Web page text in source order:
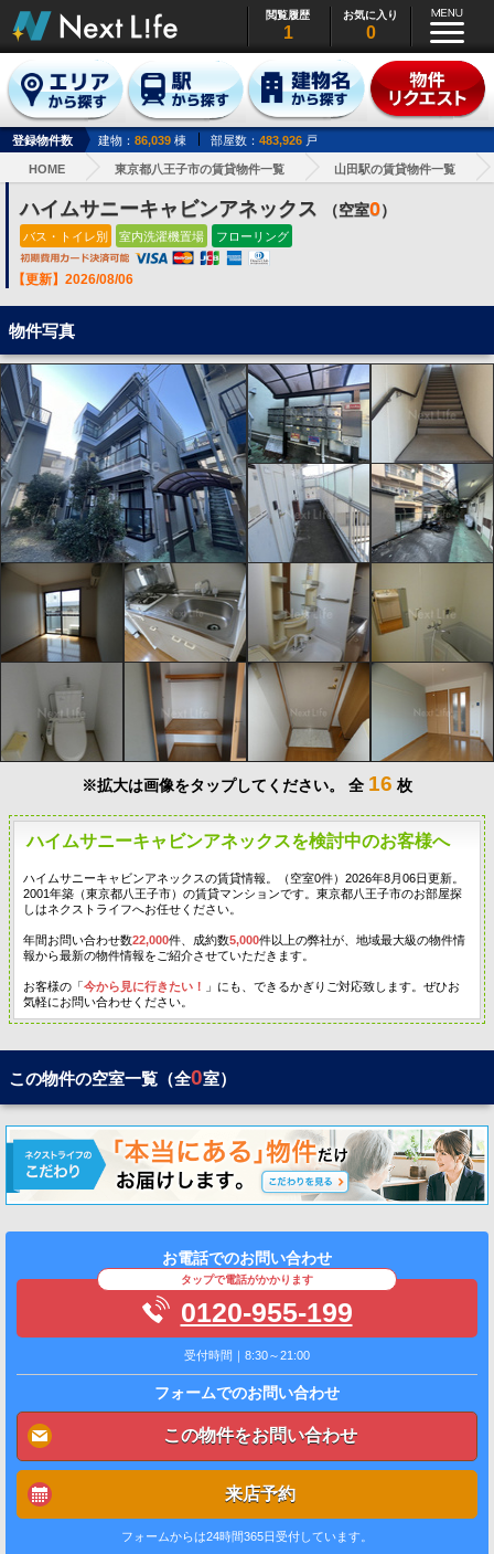
閲覧履歴
1
お気に入り
0
登録物件数 建物： 86,039 棟 部屋数： 483,926 戸
HOME 東京都八王子市の賃貸物件一覧 山田駅の賃貸物件一覧
ハイムサニーキャビンアネックス （空室0）
バス・トイレ別 室内洗濯機置場 フローリング
【更新】2026/08/06
物件写真
※拡大は画像をタップしてください。 全 16 枚
ハイムサニーキャビンアネックスを検討中のお客様へ
ハイムサニーキャビンアネックスの賃貸情報。（空室0件）2026年8月06日更新。
2001年築（東京都八王子市）の賃貸マンションです。東京都八王子市のお部屋探
しはネクストライフへお任せください。
年間お問い合わせ数22,000件、成約数5,000件以上の弊社が、地域最大級の物件情
報から最新の物件情報をご紹介させていただきます。
お客様の「今から見に行きたい！
」にも、できるかぎりご対応致します。ぜひお
気軽にお問い合わせください。
この物件の空室一覧（全0室）
お電話でのお問い合わせ
タップで電話がかかります
0120-955-199
受付時間｜8:30～21:00
フォームでのお問い合わせ
この物件をお問い合わせ
来店予約
フォームからは24時間365日受付しています。